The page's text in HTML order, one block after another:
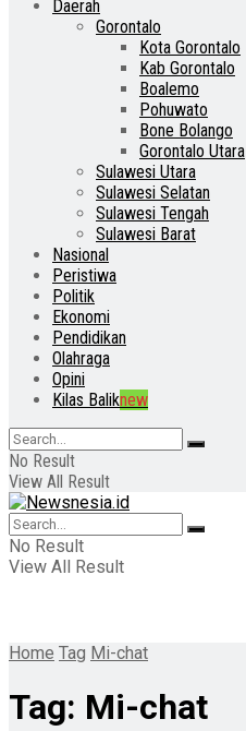
Daerah
Gorontalo
Kota Gorontalo
Kab Gorontalo
Boalemo
Pohuwato
Bone Bolango
Gorontalo Utara
Sulawesi Utara
Sulawesi Selatan
Sulawesi Tengah
Sulawesi Barat
Nasional
Peristiwa
Politik
Ekonomi
Pendidikan
Olahraga
Opini
Kilas Baliknew
No Result
View All Result
No Result
View All Result
Home Tag Mi-chat
Tag: Mi-chat